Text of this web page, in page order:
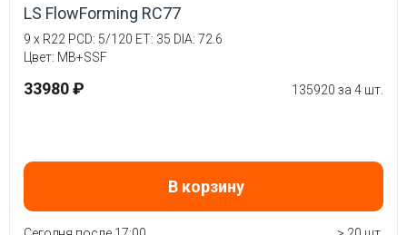
LS FlowForming RC77
9 x R22 PCD: 5/120 ET: 35 DIA: 72.6
Цвет: MB+SSF
33980 ₽ 135920 за 4 шт.
В корзину